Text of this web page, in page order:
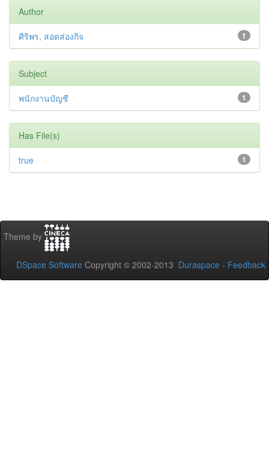
Author
1
ศิริพร, สอดส่องกิจ
Subject
1
พนักงานบัญชี
Has File(s)
1
true
Theme by
DSpace Software Copyright © 2002-2013 Duraspace - Feedback